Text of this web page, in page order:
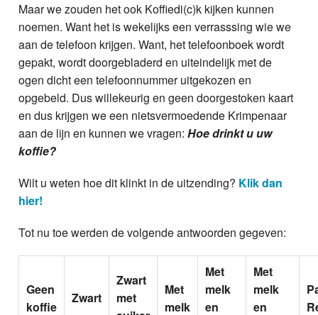
Maar we zouden het ook Koffiedi(c)k kijken kunnen
noemen. Want het is wekelijks een verrasssing wie we
aan de telefoon krijgen. Want, het telefoonboek wordt
gepakt, wordt doorgebladerd en uiteindelijk met de
ogen dicht een telefoonnummer uitgekozen en
opgebeld. Dus willekeurig en geen doorgestoken kaart
en dus krijgen we een nietsvermoedende Krimpenaar
aan de lijn en kunnen we vragen:Hoe drinkt u uw
koffie?
Wilt u weten hoe dit klinkt in de uitzending? Klik dan
hier!
Tot nu toe werden de volgende antwoorden gegeven:
Geen
koffie
Zwart
Zwart
met
Met
melk
Met
melk
en
Met
melk
en